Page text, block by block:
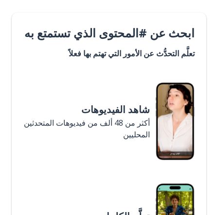
ابحث عن #المحتوى الذي تستمتع به
تعلَّم التحدُّث عن الأمور التي تهتم بها فعلاً
شاهد الفيديوهات
أكثر من 48 ألف من فيديوهات المتحدثين
المحليين